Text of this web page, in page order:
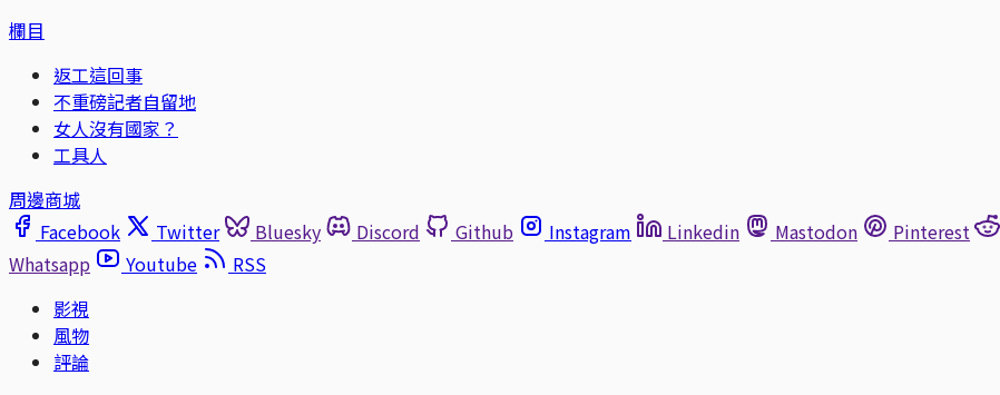
欄目
返工這回事
不重磅記者自留地
女人沒有國家？
工具人
周邊商城
Facebook
Twitter Bluesky Discord Github Instagram Linkedin Mastodon Pinterest
Whatsapp
Youtube
RSS
影視
風物
評論